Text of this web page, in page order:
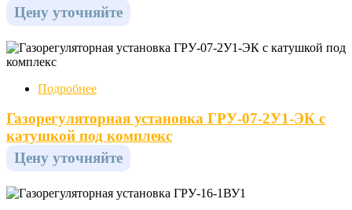
Цену уточняйте
Подробнее
Газорегуляторная установка ГРУ-07-2У1-ЭК с
катушкой под комплекс
Цену уточняйте